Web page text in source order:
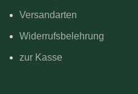
Versandarten
Widerrufsbelehrung
zur Kasse